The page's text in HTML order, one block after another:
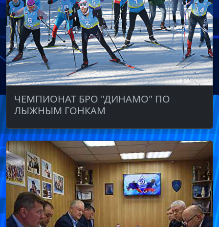
ЧЕМПИОНАТ БРО "ДИНАМО" ПО
ЛЫЖНЫМ ГОНКАМ